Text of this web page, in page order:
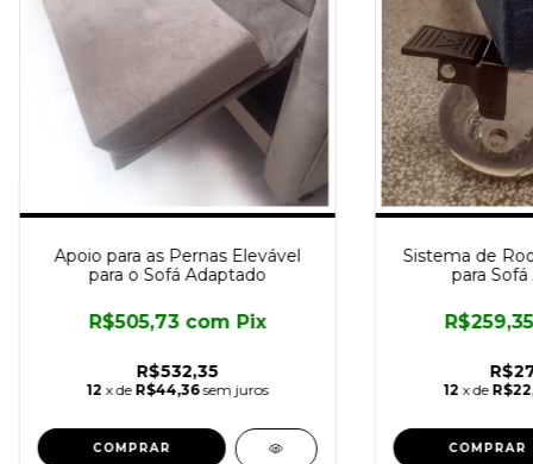
Apoio para as Pernas Elevável
para o Sofá Adaptado
R$532,35
R$505,73 com Pix
12 x de R$44,36 sem juros
Sistema de
para
12 x de